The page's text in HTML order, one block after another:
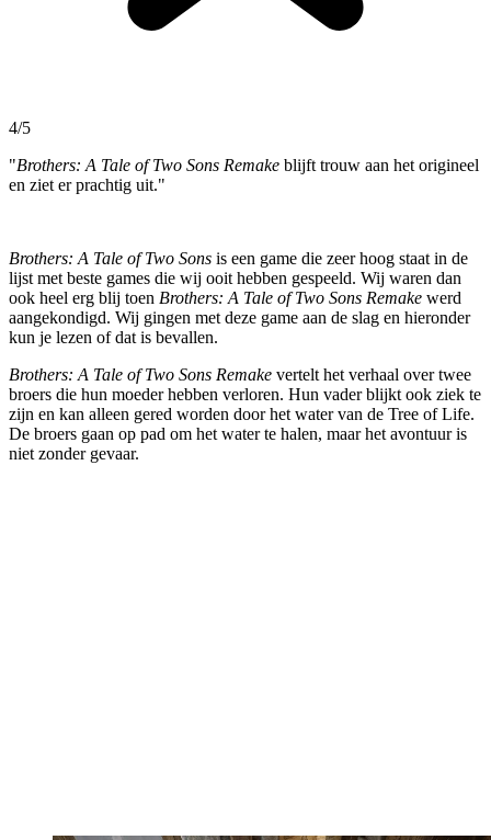
4/5
"Brothers: A Tale of Two Sons Remake blijft trouw aan het origineel
en ziet er prachtig uit."
Brothers: A Tale of Two Sons is een game die zeer hoog staat in de
lijst met beste games die wij ooit hebben gespeeld. Wij waren dan
ook heel erg blij toen Brothers: A Tale of Two Sons Remake werd
aangekondigd. Wij gingen met deze game aan de slag en hieronder
kun je lezen of dat is bevallen.
Brothers: A Tale of Two Sons Remake vertelt het verhaal over twee
broers die hun moeder hebben verloren. Hun vader blijkt ook ziek te
zijn en kan alleen gered worden door het water van de Tree of Life.
De broers gaan op pad om het water te halen, maar het avontuur is
niet zonder gevaar.